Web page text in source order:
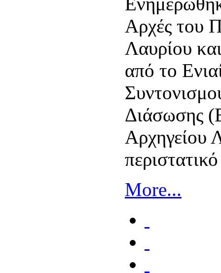
Αρχές του
Λαυρίου
από το
Διάσωσης
More...